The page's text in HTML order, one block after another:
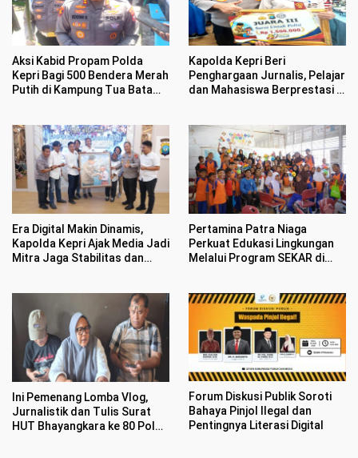
Aksi Kabid Propam Polda
Kepri Bagi 500 Bendera Merah
Putih di Kampung Tua Batam
Kapolda Kepri Beri
Penghargaan Jurnalis, Pelajar
dan Mahasiswa Berprestasi di
Era Digital Makin Dinamis,
Kapolda Kepri Ajak Media Jadi
Mitra Jaga Stabilitas dan
Pertamina Patra Niaga
Perkuat Edukasi Lingkungan
Melalui Program SEKAR di
Ini Pemenang Lomba Vlog,
Jurnalistik dan Tulis Surat
HUT Bhayangkara ke 80 Polda
Forum Diskusi Publik Soroti
Bahaya Pinjol Ilegal dan
Pentingnya Literasi Digital